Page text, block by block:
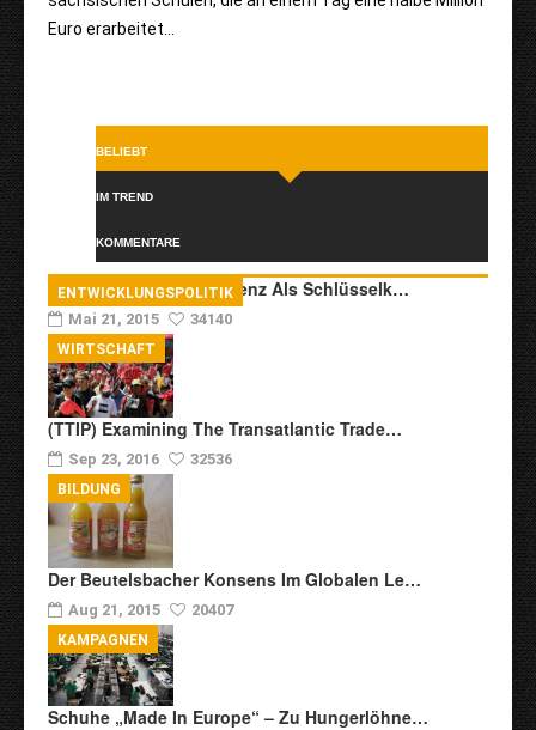
Euro erarbeitet…
BELIEBT
IM TREND
KOMMENTARE
Transkulturelle Kompetenz Als Schlüsselk…
Mai 21, 2015 34140
ENTWICKLUNGSPOLITIK
(TTIP) Examining The Transatlantic Trade…
Sep 23, 2016 32536
WIRTSCHAFT
Der Beutelsbacher Konsens Im Globalen Le…
Aug 21, 2015 20407
BILDUNG
Schuhe „Made In Europe“ – Zu Hungerlöhne…
KAMPAGNEN